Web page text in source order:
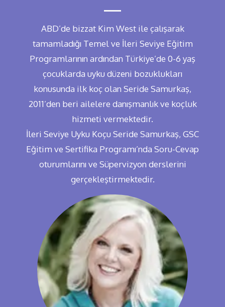
ABD’de bizzat Kim West ile çalışarak
tamamladığı Temel ve İleri Seviye Eğitim
Programlarının ardından Türkiye’de 0-6 yaş
çocuklarda uyku düzeni bozuklukları
konusunda ilk koç olan Seride Samurkaş,
2011’den beri ailelere danışmanlık ve koçluk
hizmeti vermektedir.
İleri Seviye Uyku Koçu Seride Samurkaş, GSC
Eğitim ve Sertifika Programı’nda Soru-Cevap
oturumlarını ve Süpervizyon derslerini
gerçekleştirmektedir.